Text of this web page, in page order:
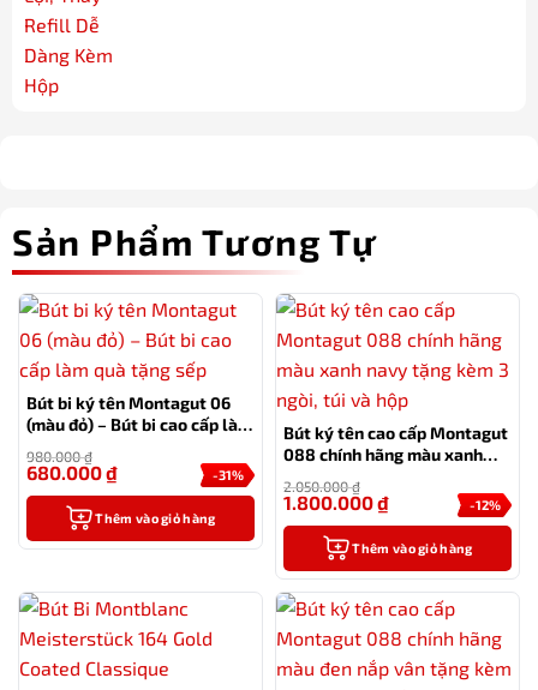
Sản Phẩm Tương Tự
Bút bi ký tên Montagut 06
(màu đỏ) – Bút bi cao cấp làm
980.000₫
-31%
680.000₫
Thêm vào giỏ hàng
Bút ký tên cao cấp Montagut
088 chính hãng màu xanh
hộp
2.050.000₫
-12%
1.800.000₫
Thêm vào giỏ hàng